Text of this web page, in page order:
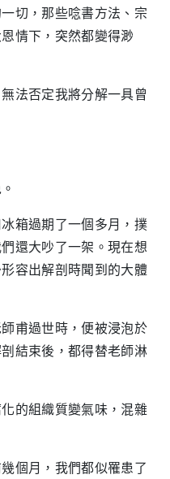
切，那些唸書方法、宗
情下，突然都變得渺
法否定我將分解一具曾
箱過期了一個多月，撲
還大吵了一架。現在想
容出解剖時聞到的大體
甫過世時，便被浸泡於
結束後，都得替老師淋
的組織質變氣味，混雜
個月，我們都似罹患了